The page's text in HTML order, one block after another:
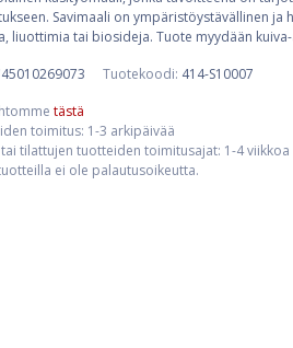
Savimaali on ympäristöystävällinen ja
liuottimia tai biosideja. Tuote myydään
Tuotekoodi: 414-S10007
tästä
toimitus: 1-3 arkipäivää
tilattujen tuotteiden toimitusajat: 1-4 viikkoa
ei ole palautusoikeutta.